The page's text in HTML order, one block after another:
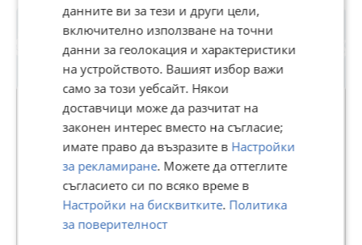
ИМОТНА ТОЧКА - АСЕНОВГРАД
В Bazar.BG от 30 декември 2021г.
Последно активен днес в 01:27 ч.
56 Обяви
данните ви за тези и други цели,
включително използване на точни
данни за геолокация и характеристики
на устройството. Вашият избор важи
само за този уебсайт. Някои
доставчици може да разчитат на
законен интерес вместо на съгласие;
имате право да възразите в Настройки
за рекламиране. Можете да оттеглите
съгласието си по всяко време в
Настройки на бисквитките. Политика
за поверителност